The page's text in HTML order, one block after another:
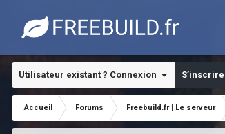
Utilisateur existant ? Connexion S’inscrire
Accueil Forums Freebuild.fr | Le serveur